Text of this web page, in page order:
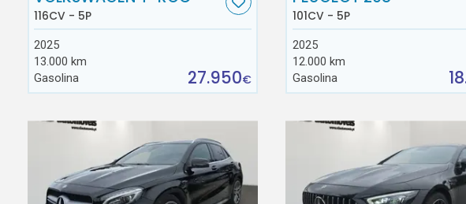
116CV - 5P
2025
13.000 km
Gasolina
27.950€
101CV - 5P
2025
12.000 km
Gasolina